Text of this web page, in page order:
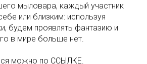
мыловара, каждый участник
или близким: используя
будем проявлять фантазию и
в мире больше нет.
можно по ССЫЛКЕ.